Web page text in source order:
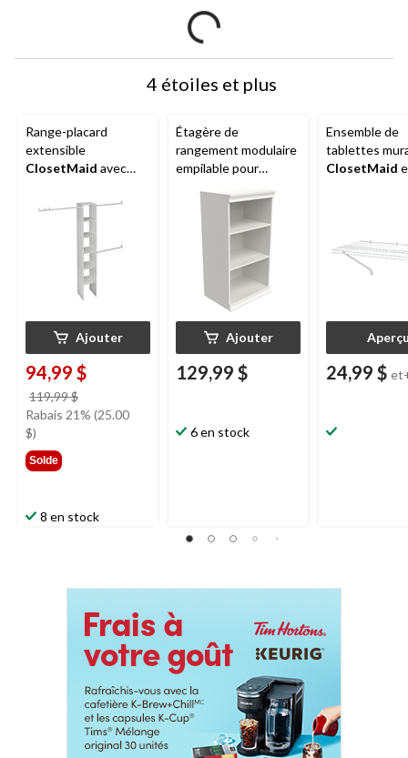
4 étoiles et plus
Range-placard
extensible
ClosetMaid avec
po
Ajouter
94,99 $
119,99 $
était
Rabais 21% (25.00
$)
Solde
8 en stock
Étagère de
rangement modulaire
empilable pour
blanc
Ajouter
129,99 $
6 en stock
Ensemble de
tablettes
ClosetMaid
24,99 $